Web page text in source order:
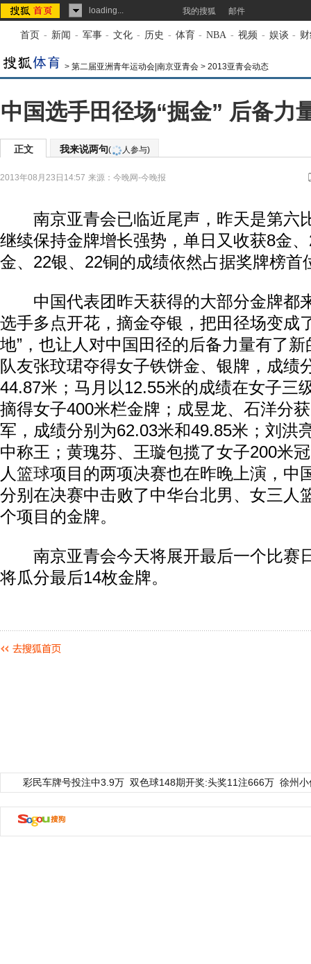
loading... 我的搜狐 邮件
首页 - 新闻 - 军事 - 文化 - 历史 - 体育 - NBA - 视频 - 娱谈 -
> 第二届亚洲青年运动会|南京亚青会 > 2013亚青会动态
中国选手田径场“掘金” 后备力
正文 我来说两句( 人参与)
2013年08月23日14:57 来源： 今晚网-今晚报
南京亚青会已临近尾声，昨天是第六
继续保持金牌增长强势，单日又收获8金
金、22银、22铜的成绩依然占据奖牌榜首
中国代表团昨天获得的大部分金牌都
选手多点开花，摘金夺银，把田径场变成
地”，也让人对中国田径的后备力量有了
队友张玟珺夺得女子铁饼金、银牌，成绩
44.87米；马月以12.55米的成绩在女子三
摘得女子400米栏金牌；成昱龙、石洋分
军，成绩分别为62.03米和49.85米；刘洪
中称王；黄瑰芬、王璇包揽了女子200米
人篮球项目的两项决赛也在昨晚上演，中
分别在决赛中击败了中华台北男、女三人
个项目的金牌。
南京亚青会今天将展开最后一个比赛
将瓜分最后14枚金牌。
彩民车牌号投注中3.9万 双色球148期开奖:头奖11注666万 徐州